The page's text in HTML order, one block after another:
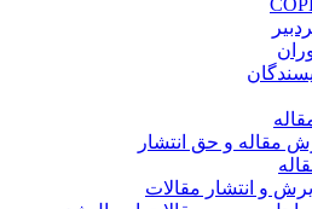
مقاله و حق انتشار
و انتشار مقالات